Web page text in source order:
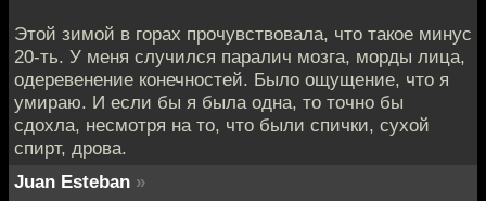
Этой зимой в горах прочувствовала, что такое минус
20-ть. У меня случился паралич мозга, морды лица,
одеревенение конечностей. Было ощущение, что я
умираю. И если бы я была одна, то точно бы
сдохла, несмотря на то, что были спички, сухой
спирт, дрова.
Juan Esteban »